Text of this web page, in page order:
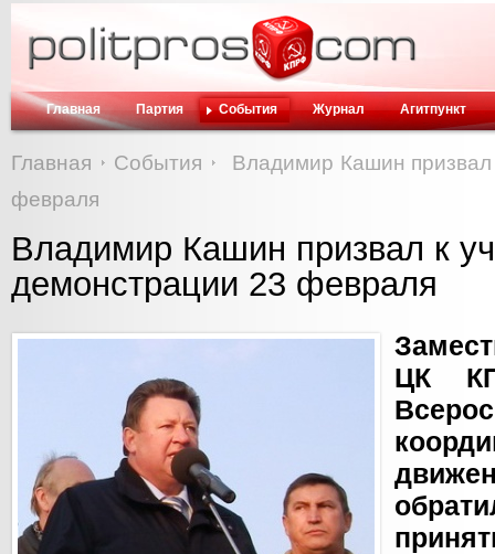
Главная Партия События Журнал Агитпункт
Главная События
Владимир Кашин
февраля
Владимир Кашин призвал к
демонстрации 23 февраля
ЦК